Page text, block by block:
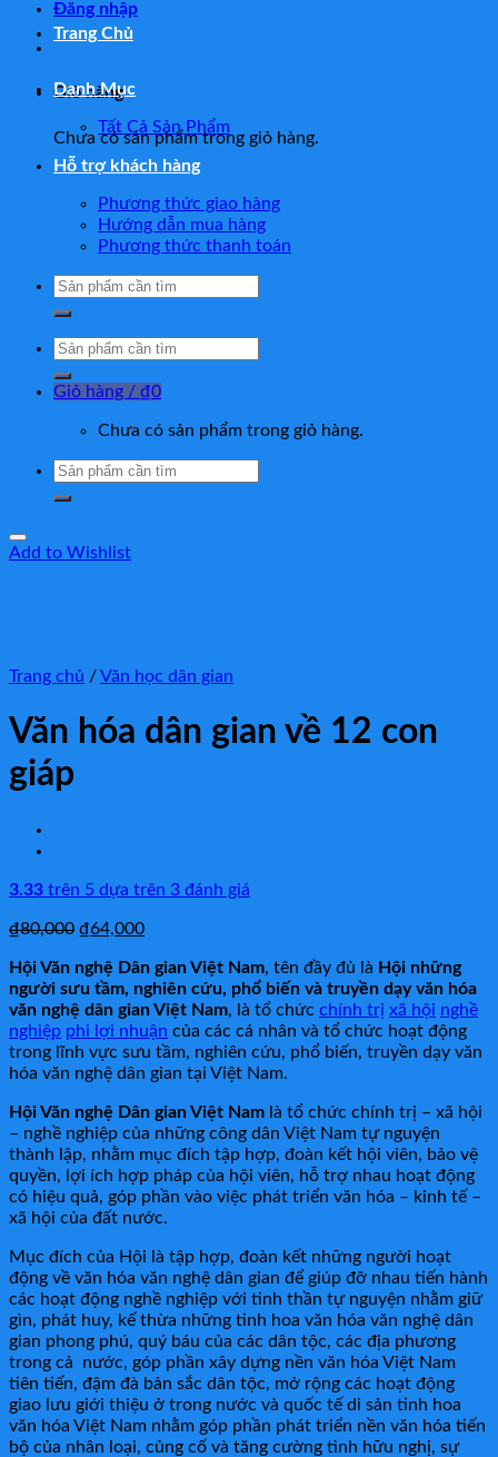
Đăng nhập
Giỏ hàng
Chưa có sản phẩm trong giỏ hàng.
Trang Chủ
Danh Mục
Tất Cả Sản Phẩm
Hỗ trợ khách hàng
Phương thức giao hàng
Hướng dẫn mua hàng
Phương thức thanh toán
Tìm
Tìm
Giỏ hàng / ₫0
Chưa có sản phẩm trong giỏ hàng.
Tìm
Add to Wishlist
Trang chủ /Văn học dân gian
Văn hóa dân gian về 12 con
giáp
3.33 trên 5 dựa trên 3 đánh giá
₫80,000 ₫64,000
Hội Văn nghệ Dân gian Việt Nam, tên đầy đủ là Hội những
người sưu tầm, nghiên cứu, phổ biến và truyền dạy văn hóa
văn nghệ dân gian Việt Nam, là tổ chức chính trị xã hội nghề
nghiệp phi lợi nhuận của các cá nhân và tổ chức hoạt động
trong lĩnh vực sưu tầm, nghiên cứu, phổ biến, truyền dạy văn
hóa văn nghệ dân gian tại Việt Nam.
Hội Văn nghệ Dân gian Việt Nam là tổ chức chính trị – xã hội
– nghề nghiệp của những công dân Việt Nam tự nguyện
thành lập, nhằm mục đích tập hợp, đoàn kết hội viên, bảo vệ
quyền, lợi ích hợp pháp của hội viên, hỗ trợ nhau hoạt động
có hiệu quả, góp phần vào việc phát triển văn hóa – kinh tế –
xã hội của đất nước.
Mục đích của Hội là tập hợp, đoàn kết những người hoạt
động về văn hóa văn nghệ dân gian để giúp đỡ nhau tiến hành
các hoạt động nghề nghiệp với tinh thần tự nguyện nhằm giữ
gìn, phát huy, kế thừa những tinh hoa văn hóa văn nghệ dân
gian phong phú, quý báu của các dân tộc, các địa phương
trong cả nước, góp phần xây dựng nền văn hóa Việt Nam
tiên tiến, đậm đà bản sắc dân tộc, mở rộng các hoạt động
giao lưu giới thiệu ở trong nước và quốc tế di sản tinh hoa
văn hóa Việt Nam nhằm góp phần phát triển nền văn hóa tiến
bộ của nhân loại, củng cố và tăng cường tình hữu nghị, sự